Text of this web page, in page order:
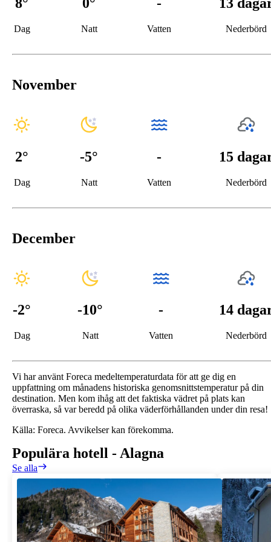
8°
Dag
0°
Natt
-
Vatten
13
Nederbörd
November
2°
Dag
-5°
Natt
-
Vatten
15
Nederbörd
December
-2°
Dag
-10°
Natt
-
Vatten
14
Nederbörd
Vi har använt Foreca medeltemperaturdata för att ge dig en
uppfattning om månadens historiska genomsnittstemperatur på din
destination. Men kom ihåg att det faktiska vädret på plats kan
överraska, så var beredd på olika väderförhållanden under din resa!
Källa: Foreca. Avvikelser kan förekomma.
Populära hotell -Alagna
Se alla